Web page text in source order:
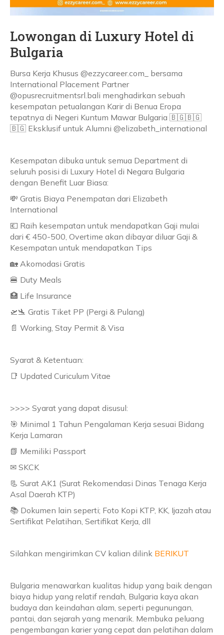
Lowongan di Luxury Hotel di
Bulgaria
Bursa Kerja Khusus @ezzycareer.com_ bersama
International Placement Partner
@opusrecruitmentsrl.bali menghadirkan sebuah
kesempatan petualangan Karir di Benua Eropa
tepatnya di Negeri Kuntum Mawar Bulgaria 🇧🇬🇧🇬
🇧🇬 Eksklusif untuk Alumni @elizabeth_international
Kesempatan dibuka untuk semua Department di
seluruh posisi di Luxury Hotel di Negara Bulgaria
dengan Benefit Luar Biasa:
💸 Gratis Biaya Penempatan dari Elizabeth
International
💶 Raih kesempatan untuk mendapatkan Gaji mulai
dari € 450-500, Overtime akan dibayar diluar Gaji &
Kesempatan untuk mendapatkan Tips
🏡 Akomodasi Gratis
🍔 Duty Meals
🏥 Life Insurance
🛫🛬 Gratis Tiket PP (Pergi & Pulang)
📄 Working, Stay Permit & Visa
Syarat & Ketentuan:
📑 Updated Curiculum Vitae
>>>> Syarat yang dapat disusul:
🎯 Minimal 1 Tahun Pengalaman Kerja sesuai Bidang
Kerja Lamaran
📗 Memiliki Passport
✉ SKCK
📃 Surat AK1 (Surat Rekomendasi Dinas Tenaga Kerja
Asal Daerah KTP)
📚 Dokumen lain seperti; Foto Kopi KTP, KK, Ijazah atau
Sertifikat Pelatihan, Sertifikat Kerja, dll
Silahkan mengirimkan CV kalian dilink BERIKUT
Bulgaria menawarkan kualitas hidup yang baik dengan
biaya hidup yang relatif rendah, Bulgaria kaya akan
budaya dan keindahan alam, seperti pegunungan,
pantai, dan sejarah yang menarik. Membuka peluang
pengembangan karier yang cepat dan pelatihan dalam